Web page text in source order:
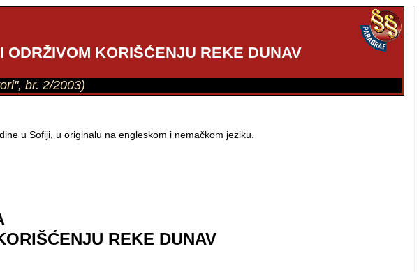
KORIŠĆENJU REKE DUNAV
br. 2/2003)
u Sofiji, u originalu na engleskom i nemačkom jeziku.
REKE DUNAV